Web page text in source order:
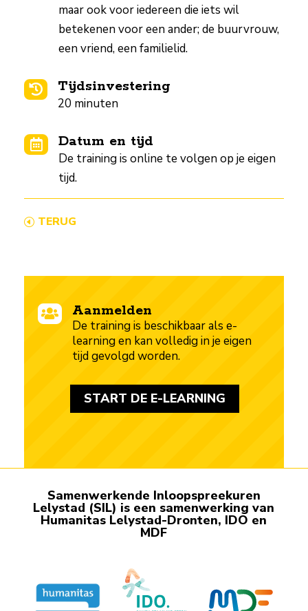
maar ook voor iedereen die iets wil
betekenen voor een ander; de buurvrouw,
een vriend, een familielid.
 Tijdsinvestering
20 minuten
 Datum en tijd
De training is online te volgen op je eigen
tijd.
TERUG
 Aanmelden
De training is beschikbaar als e-
learning en kan volledig in je eigen
tijd gevolgd worden.
START DE E-LEARNING
Samenwerkende Inloop­spreekuren
Lelystad (SIL) is een samen­werking van
Humanitas Lelystad-Dronten, IDO en
MDF